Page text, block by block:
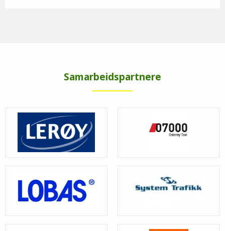
Samarbeidspartnere